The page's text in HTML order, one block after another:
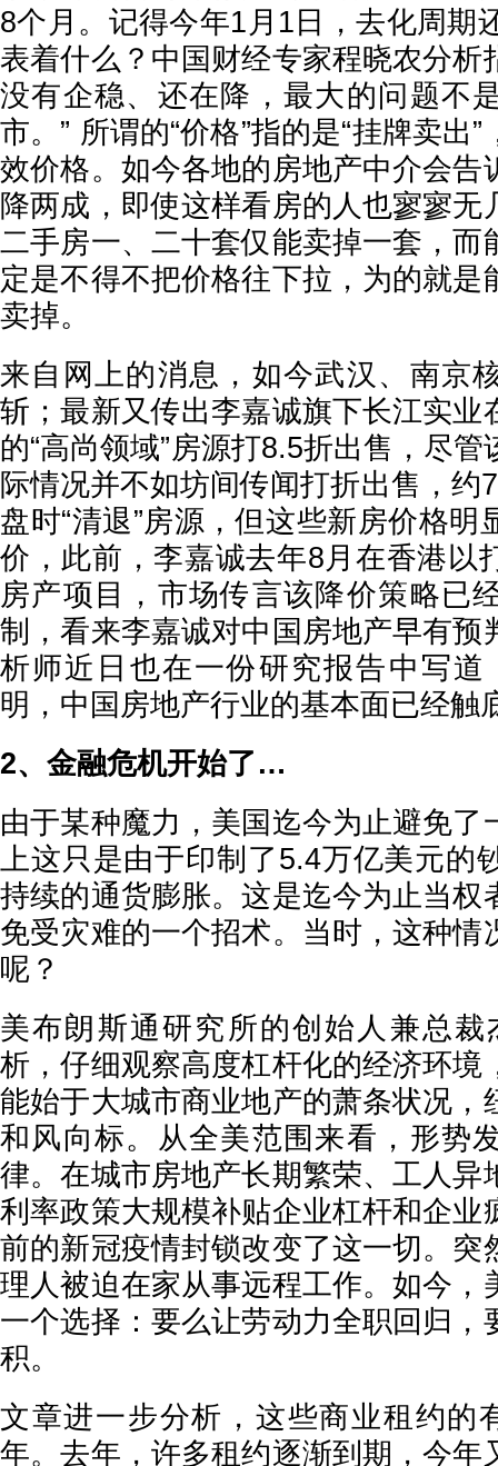
8个月。记得今年1月1日，去化周期
表着什么？中国财经专家程晓农分析
没有企稳、还在降，最大的问题不
市。” 所谓的“价格”指的是“挂牌卖出
效价格。如今各地的房地产中介会告
降两成，即使这样看房的人也寥寥无
二手房一、二十套仅能卖掉一套，而
定是不得不把价格往下拉，为的就是
卖掉。
来自网上的消息，如今武汉、南京
斩；最新又传出李嘉诚旗下长江实业
的“高尚领域”房源打8.5折出售，尽
际情况并不如坊间传闻打折出售，约
盘时“清退”房源，但这些新房价格明
价，此前，李嘉诚去年8月在香港以
房产项目，市场传言该降价策略已
制，看来李嘉诚对中国房地产早有预
析师近日也在一份研究报告中写道
明，中国房地产行业的基本面已经触
2、金融危机开始了…
由于某种魔力，美国迄今为止避免了
上这只是由于印制了5.4万亿美元的
持续的通货膨胀。这是迄今为止当权
免受灾难的一个招术。当时，这种情
呢？
美布朗斯通研究所的创始人兼总裁
析，仔细观察高度杠杆化的经济环境
能始于大城市商业地产的萧条状况，
和风向标。从全美范围来看，形势
律。在城市房地产长期繁荣、工人异
利率政策大规模补贴企业杠杆和企业
前的新冠疫情封锁改变了这一切。突
理人被迫在家从事远程工作。如今，
一个选择：要么让劳动力全职回归，
积。
文章进一步分析，这些商业租约的
年。去年，许多租约逐渐到期，今年